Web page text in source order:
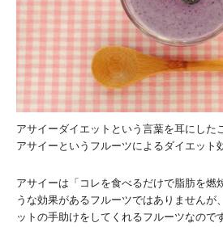
アサイーダイエットという言葉を耳にした
アサイーというフルーツによるダイエット
アサイーは「コレを食べるだけで脂肪を燃
うな効果があるフルーツではありませんが
ットの手助けをしてくれるフルーツなので